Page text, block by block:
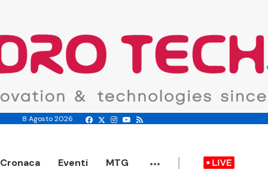
8 Agosto 2026
Cronaca Eventi MTG ...